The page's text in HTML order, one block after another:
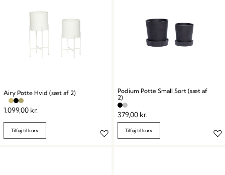
Airy Potte Hvid (sæt af 2)
1.099,00 kr.
Tilføj til kurv
Podium Potte Small Sort (sæt af
2)
379,00 kr.
Tilføj til kurv